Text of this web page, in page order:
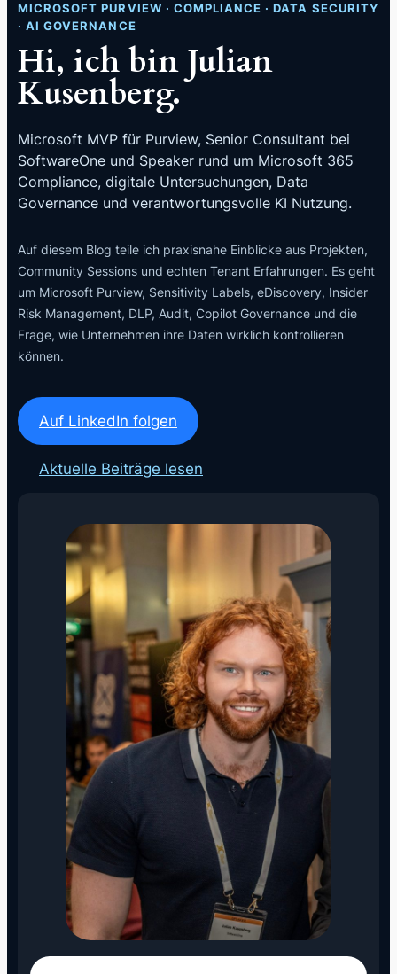
MICROSOFT PURVIEW · COMPLIANCE · DATA SECURITY
· AI GOVERNANCE
Hi, ich bin Julian
Kusenberg.
Microsoft MVP für Purview, Senior Consultant bei
SoftwareOne und Speaker rund um Microsoft 365
Compliance, digitale Untersuchungen, Data
Governance und verantwortungsvolle KI Nutzung.
Auf diesem Blog teile ich praxisnahe Einblicke aus Projekten,
Community Sessions und echten Tenant Erfahrungen. Es geht
um Microsoft Purview, Sensitivity Labels, eDiscovery, Insider
Risk Management, DLP, Audit, Copilot Governance und die
Frage, wie Unternehmen ihre Daten wirklich kontrollieren
können.
Auf LinkedIn folgen
Aktuelle Beiträge lesen